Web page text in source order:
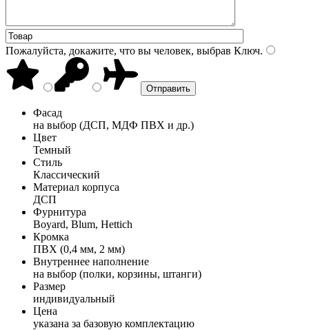
Пожалуйста, докажите, что вы человек, выбрав Ключ.
Фасад
на выбор (ДСП, МДФ ПВХ и др.)
Цвет
Темный
Стиль
Классический
Материал корпуса
ДСП
Фурнитура
Boyard, Blum, Hettich
Кромка
ПВХ (0,4 мм, 2 мм)
Внутреннее наполнение
на выбор (полки, корзины, штанги)
Размер
индивидуальный
Цена
указана за базовую комплектацию